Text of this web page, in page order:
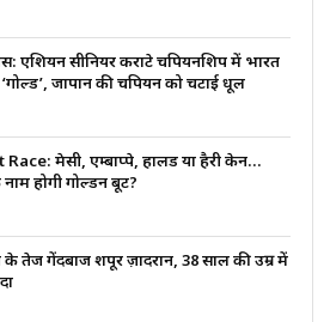
एशियन सीनियर कराटे चैंपियनशिप में भारत
जापान की चैंपियन को चटाई धूल
मेसी, एम्बाप्पे, हालैंड या हैरी केन…
होगी गोल्डन बूट?
के तेज गेंदबाज शपूर ज़ादरान, 38 साल की उम्र में